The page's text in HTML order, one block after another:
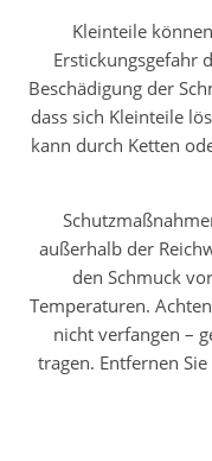
Kleinteile
Erstickungsgefahr
Beschädigung der
dass sich Kleinteile
kann durch Ketten
außerhalb der
den Schmuck
Temperaturen.
nicht verfangen –
tragen. Entfernen